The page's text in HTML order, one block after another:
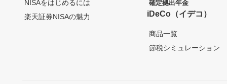
NISAをはじめるには
楽天証券NISAの魅力
確定拠出年金
iDeCo（イデコ）
商品一覧
節税シミュレーション